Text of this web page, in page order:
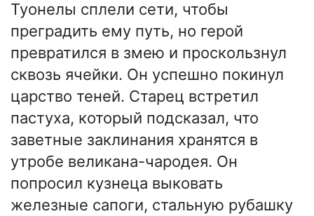
Туонелы сплели сети, чтобы
преградить ему путь, но герой
превратился в змею и проскользнул
сквозь ячейки. Он успешно покинул
царство теней. Старец встретил
пастуха, который подсказал, что
заветные заклинания хранятся в
утробе великана-чародея. Он
попросил кузнеца выковать
железные сапоги, стальную рубашку